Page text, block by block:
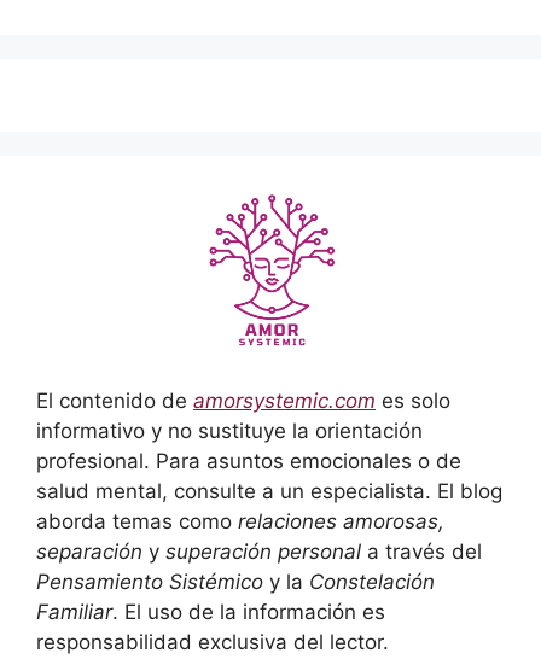
El contenido de amorsystemic.com es solo
informativo y no sustituye la orientación
profesional. Para asuntos emocionales o de
salud mental, consulte a un especialista. El blog
aborda temas como relaciones amorosas,
separación y superación personal a través del
Pensamiento Sistémico y la Constelación
Familiar. El uso de la información es
responsabilidad exclusiva del lector.